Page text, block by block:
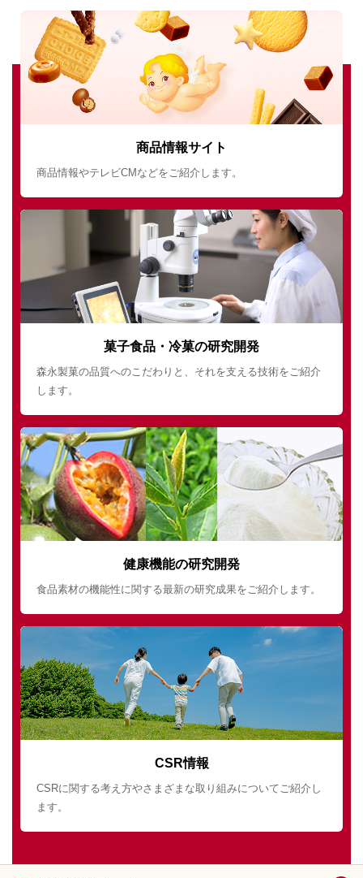
商品情報サイト
商品情報やテレビCMなどをご紹介します。
菓子食品・冷菓の研究開発
森永製菓の品質へのこだわりと、それを支える技術をご紹介
します。
健康機能の研究開発
食品素材の機能性に関する最新の研究成果をご紹介します。
CSR情報
CSRに関する考え方やさまざまな取り組みについてご紹介し
ます。